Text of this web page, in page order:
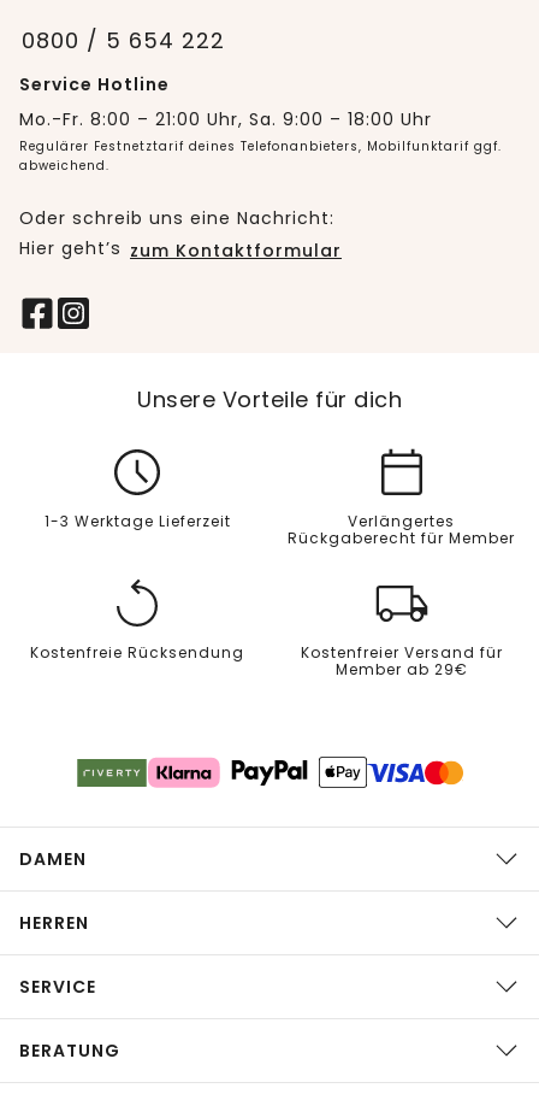
0800 / 5 654 222
Service Hotline
Mo.-Fr. 8:00 – 21:00 Uhr, Sa. 9:00 – 18:00 Uhr
Regulärer Festnetztarif deines Telefonanbieters, Mobilfunktarif ggf.
abweichend.
Oder schreib uns eine Nachricht:
Hier geht’s zum Kontaktformular
Unsere Vorteile für dich
1-3 Werktage Lieferzeit
Verlängertes
Rückgaberecht für Member
Kostenfreie Rücksendung
Kostenfreier Versand für
Member ab 29€
DAMEN
HERREN
SERVICE
BERATUNG